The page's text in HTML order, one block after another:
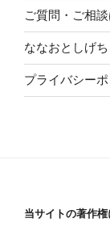
ご質問・ご相
ななおとしげ
プライバシー
当サイトの著作権